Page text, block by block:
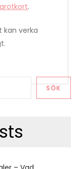
.
kan verka
SÖK